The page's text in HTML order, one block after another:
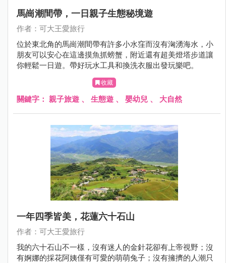
馬崗潮間帶，一日親子生態秘境遊
作者：可大王愛旅行
位於東北角的馬崗潮間帶有許多小水窪而沒有洶湧海水，小
朋友可以安心在這邊摸魚抓螃蟹，附近還有超美燈塔步道讓
你輕鬆一日遊。帶好玩水工具和換洗衣服出發玩樂吧。
收藏
關鍵字： 親子旅遊 、 生態遊 、 嬰幼兒 、 大自然
一年四季皆美，花蓮六十石山
作者：可大王愛旅行
我的六十石山不一樣，沒有迷人的金針花卻有上帝視野；沒
有婀娜的採花阿姨僅有可愛的萌萌兔子；沒有擁擠的人潮只